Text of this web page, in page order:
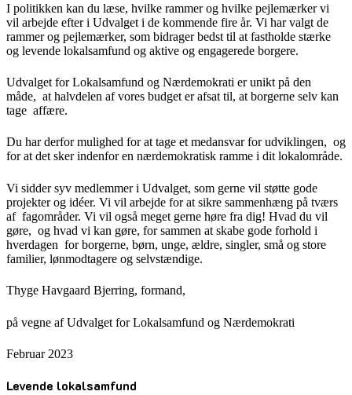
I politikken kan du læse, hvilke rammer og hvilke pejlemærker vi
vil arbejde efter i Udvalget i de kommende fire år. Vi har valgt de
rammer og pejlemærker, som bidrager bedst til at fastholde stærke
og levende lokalsamfund og aktive og engagerede borgere.
Udvalget for Lokalsamfund og Nærdemokrati er unikt på den
måde, at halvdelen af vores budget er afsat til, at borgerne selv kan
tage affære.
Du har derfor mulighed for at tage et medansvar for udviklingen, og
for at det sker indenfor en nærdemokratisk ramme i dit lokalområde.
Vi sidder syv medlemmer i Udvalget, som gerne vil støtte gode
projekter og idéer. Vi vil arbejde for at sikre sammenhæng på tværs
af fagområder. Vi vil også meget gerne høre fra dig! Hvad du vil
gøre, og hvad vi kan gøre, for sammen at skabe gode forhold i
hverdagen for borgerne, børn, unge, ældre, singler, små og store
familier, lønmodtagere og selvstændige.
Thyge Havgaard Bjerring, formand,
på vegne af Udvalget for Lokalsamfund og Nærdemokrati
Februar 2023
Levende lokalsamfund